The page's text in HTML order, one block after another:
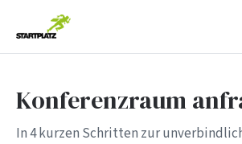
Konferenzraum
In 4 kurzen Schritten zur